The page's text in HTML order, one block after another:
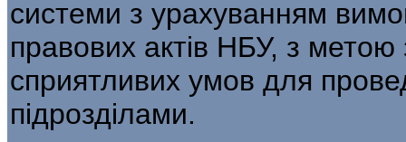
системи з урахуванням
правових актів НБУ, з
сприятливих умов для
підрозділами.